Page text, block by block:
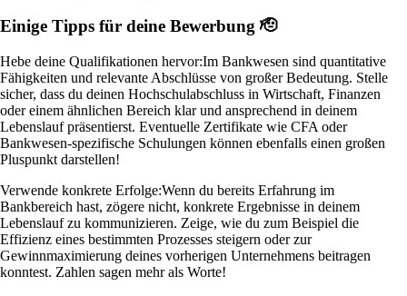
Einige Tipps für deine Bewerbung 🫡
Hebe deine Qualifikationen hervor:Im Bankwesen sind quantitative
Fähigkeiten und relevante Abschlüsse von großer Bedeutung. Stelle
sicher, dass du deinen Hochschulabschluss in Wirtschaft, Finanzen
oder einem ähnlichen Bereich klar und ansprechend in deinem
Lebenslauf präsentierst. Eventuelle Zertifikate wie CFA oder
Bankwesen-spezifische Schulungen können ebenfalls einen großen
Pluspunkt darstellen!
Verwende konkrete Erfolge:Wenn du bereits Erfahrung im
Bankbereich hast, zögere nicht, konkrete Ergebnisse in deinem
Lebenslauf zu kommunizieren. Zeige, wie du zum Beispiel die
Effizienz eines bestimmten Prozesses steigern oder zur
Gewinnmaximierung deines vorherigen Unternehmens beitragen
konntest. Zahlen sagen mehr als Worte!